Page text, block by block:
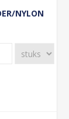
NYLON